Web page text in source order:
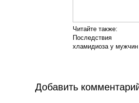
Читайте также:
Последствия
хламидиоза у мужчин
Добавить